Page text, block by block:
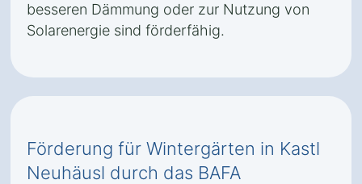
besseren Dämmung oder zur Nutzung von
Solarenergie sind förderfähig.
Förderung für Wintergärten in Kastl
Neuhäusl durch das BAFA